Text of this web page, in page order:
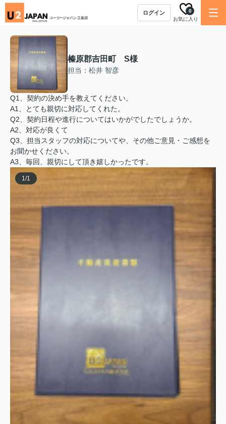
ログイン
お気に入り
0
榛原郡吉田町 S様
担当：松井 智彦
Q1、契約の決め手を教えてください。
A1、とても親切に対応してくれた。
Q2、契約日程や進行についてはいかがでしたでしょうか。
A2、対応が良くて
Q3、担当スタッフの対応についてや、その他ご意見・ご感想を
お聞かせください。
A3、毎回、親切にして頂き嬉しかったです。
1/1